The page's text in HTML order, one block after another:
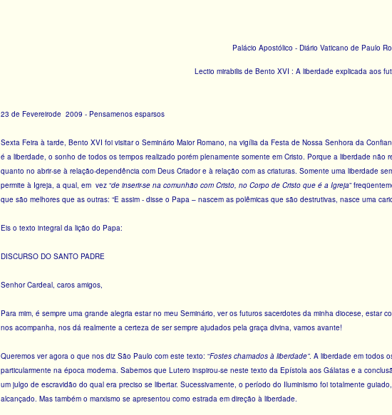
Palácio Apostólico - Diário Vaticano de Paulo
Lectio mirabilis de Bento XVI : A liberdade explicada aos
23 de Fevereirode 2009 - Pensamenos esparsos
Sexta Feira à tarde, Bento XVI foi visitar o Seminário Maior Romano, na vigília da Festa de Nossa Senhora da
é a liberdade, o sonho de todos os tempos realizado porém plenamente somente em Cristo. Porque a liberdade
quanto no abrir-se à relação-dependência com Deus Criador e à relação com as criaturas. Somente uma liberdade
permite à Igreja, a qual, em vez “de inserir-se na comunhão com Cristo, no Corpo de Cristo que é a Igreja”
que são melhores que as outras: “E assim - disse o Papa – nascem as polêmicas que são destrutivas, nasce uma
Eis o texto integral da lição do Papa:
DISCURSO DO SANTO PADRE
Senhor Cardeal, caros amigos,
Para mim, é sempre uma grande alegria estar no meu Seminário, ver os futuros sacerdotes da minha diocese,
nos acompanha, nos dá realmente a certeza de ser sempre ajudados pela graça divina, vamos avante!
Queremos ver agora o que nos diz São Paulo com este texto: “Fostes chamados à liberdade”. A liberdade em todos
particularmente na época moderna. Sabemos que Lutero inspirou-se neste texto da Epístola aos Gálatas e a
um julgo de escravidão do qual era preciso se libertar. Sucessivamente, o período do Iluminismo foi totalmente
alcançado. Mas também o marxismo se apresentou como estrada em direção à liberdade.